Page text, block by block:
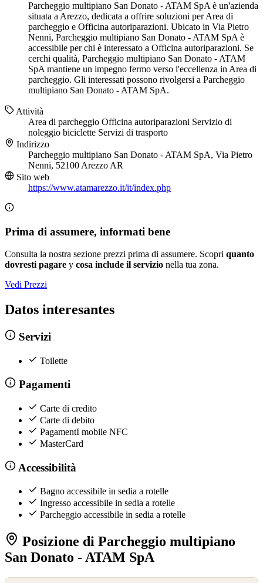
Parcheggio multipiano San Donato - ATAM SpA è un'azienda
situata a Arezzo, dedicata a offrire soluzioni per Area di
parcheggio e Officina autoriparazioni. Ubicato in Via Pietro
Nenni, Parcheggio multipiano San Donato - ATAM SpA è
accessibile per chi è interessato a Officina autoriparazioni. Se
cerchi qualità, Parcheggio multipiano San Donato - ATAM
SpA mantiene un impegno fermo verso l'eccellenza in Area di
parcheggio. Gli interessati possono rivolgersi a Parcheggio
multipiano San Donato - ATAM SpA.
Attività
Area di parcheggio Officina autoriparazioni Servizio di
noleggio biciclette Servizi di trasporto
Indirizzo
Parcheggio multipiano San Donato - ATAM SpA, Via Pietro
Nenni, 52100 Arezzo AR
Sito web
https://www.atamarezzo.it/it/index.php
Prima di assumere, informati bene
Consulta la nostra sezione prezzi prima di assumere. Scopri quanto
dovresti pagare y cosa include il servizio nella tua zona.
Vedi Prezzi
Datos interesantes
Servizi
Toilette
Pagamenti
Carte di credito
Carte di debito
PagamentI mobile NFC
MasterCard
Accessibilità
Bagno accessibile in sedia a rotelle
Ingresso accessibile in sedia a rotelle
Parcheggio accessibile in sedia a rotelle
Posizione di Parcheggio multipiano
San Donato - ATAM SpA